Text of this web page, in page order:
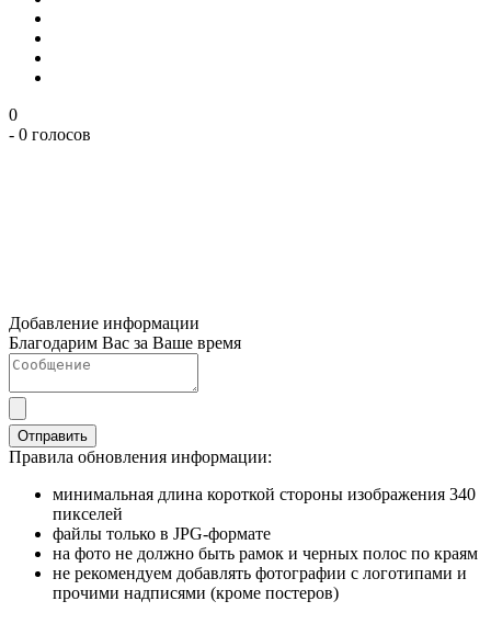
0
- 0 голосов
Добавление информации
Благодарим Вас за Ваше время
Отправить
Правила обновления информации:
минимальная длина короткой стороны изображения 340
пикселей
файлы только в JPG-формате
на фото не должно быть рамок и черных полос по краям
не рекомендуем добавлять фотографии с логотипами и
прочими надписями (кроме постеров)